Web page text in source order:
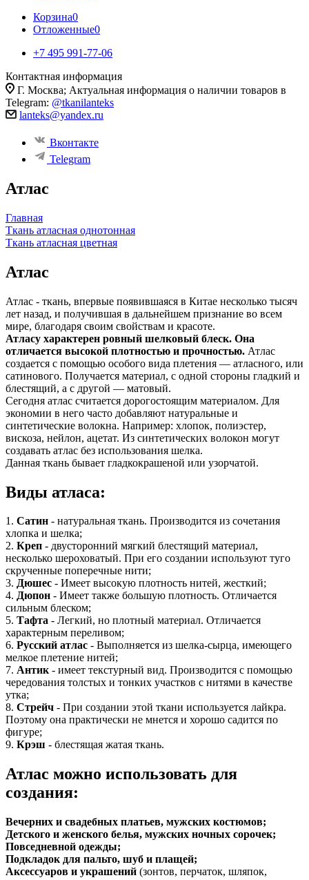
Корзина0
Отложенные0
+7 495 991-77-06
Контактная информация
Г. Москва; Актуальная информация о наличии товаров в
Telegram: @tkanilanteks
lanteks@yandex.ru
Вконтакте
Telegram
Атлас
Главная
Ткань атласная однотонная
Ткань атласная цветная
Атлас
Атлас - ткань, впервые появившаяся в Китае несколько тысяч
лет назад, и получившая в дальнейшем признание во всем
мире, благодаря своим свойствам и красоте.
Атласу характерен ровный шелковый блеск. Она
отличается высокой плотностью и прочностью. Атлас
создается с помощью особого вида плетения — атласного, или
сатинового. Получается материал, с одной стороны гладкий и
блестящий, а с другой — матовый.
Сегодня атлас считается дорогостоящим материалом. Для
экономии в него часто добавляют натуральные и
синтетические волокна. Например: хлопок, полиэстер,
вискоза, нейлон, ацетат. Из синтетических волокон могут
создавать атлас без использования шелка.
Данная ткань бывает гладкокрашеной или узорчатой.
Виды атласа:
1. Сатин - натуральная ткань. Производится из сочетания
хлопка и шелка;
2. Креп - двусторонний мягкий блестящий материал,
несколько шероховатый. При его создании используют туго
скрученные поперечные нити;
3. Дюшес - Имеет высокую плотность нитей, жесткий;
4. Дюпон - Имеет также большую плотность. Отличается
сильным блеском;
5. Тафта - Легкий, но плотный материал. Отличается
характерным переливом;
6. Русский атлас - Выполняется из шелка-сырца, имеющего
мелкое плетение нитей;
7. Антик- имеет текстурный вид. Производится с помощью
чередования толстых и тонких участков с нитями в качестве
утка;
8. Стрейч - При создании этой ткани используется лайкра.
Поэтому она практически не мнется и хорошо садится по
фигуре;
9. Крэш - блестящая жатая ткань.
Атлас можно использовать для
создания:
Вечерних и свадебных платьев, мужских костюмов;
Детского и женского белья, мужских ночных сорочек;
Повседневной одежды;
Подкладок для пальто, шуб и плащей;
Аксессуаров и украшений (зонтов, перчаток, шляпок,